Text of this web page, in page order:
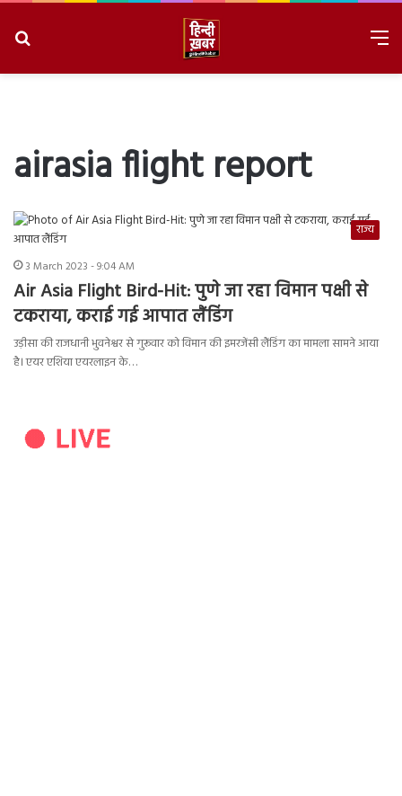
airasia flight report
राज्य
3 March 2023 - 9:04 AM
Air Asia Flight Bird-Hit: पुणे जा रहा विमान पक्षी से
टकराया, कराई गई आपात लैंडिंग
उड़ीसा की राजधानी भुवनेश्वर से गुरूवार को विमान की इमरजेंसी लैंडिंग का मामला सामने आया
है। एयर एशिया एयरलाइन के…